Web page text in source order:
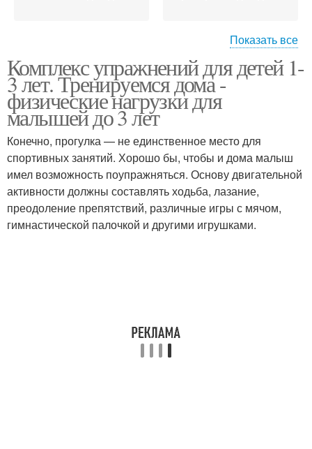
Тренировки для детей Спортивные секции
Показать все
Комплекс упражнений для детей 1-
3 лет. Тренируемся дома -
физические нагрузки для
малышей до 3 лет
Конечно, прогулка — не единственное место для
спортивных занятий. Хорошо бы, чтобы и дома малыш
имел возможность поупражняться. Основу двигательной
активности должны составлять ходьба, лазание,
преодоление препятствий, различные игры с мячом,
гимнастической палочкой и другими игрушками.